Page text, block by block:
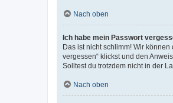
Nach oben
Ich habe mein Passwort
Das ist nicht schlimm! Wir
vergessen“ klickst und den
Solltest du trotzdem nicht in der
Nach oben